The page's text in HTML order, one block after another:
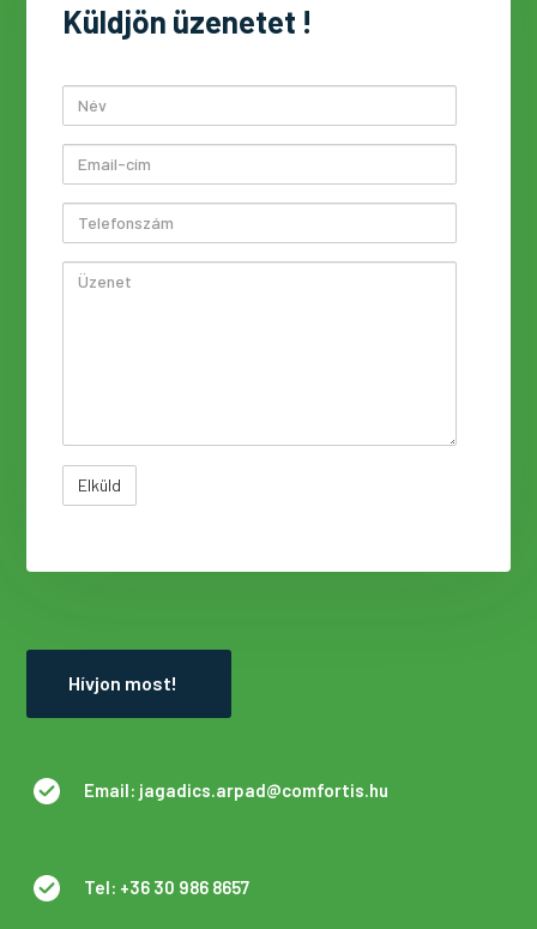
Küldjön üzenetet !
Név
Email-
cím
Telefonszám
Üzenet
Hívjon most!
Email: jagadics.arpad@comfortis.hu
Tel: +36 30 986 8657